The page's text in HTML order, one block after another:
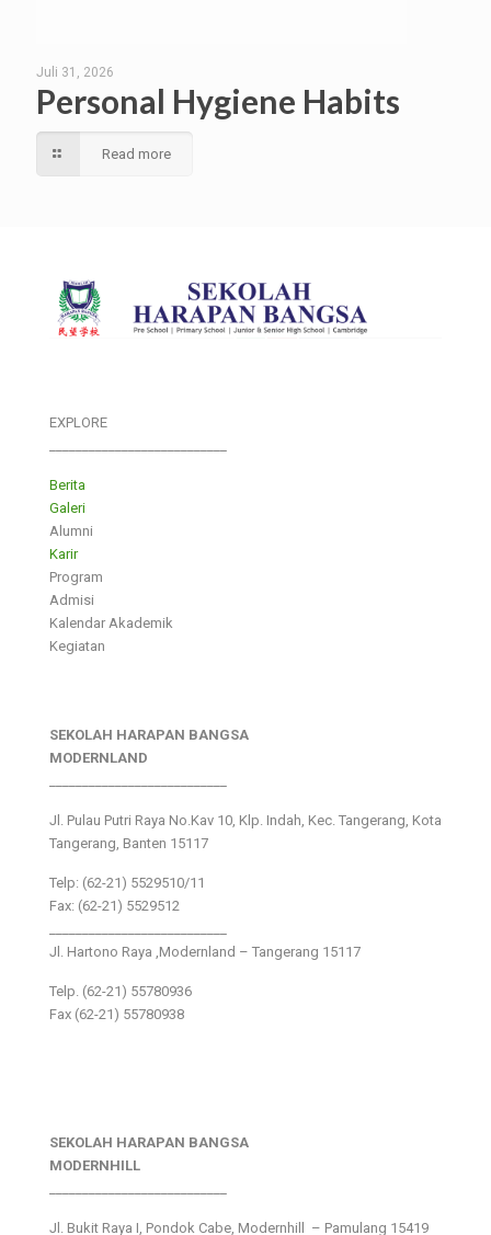
Juli 31, 2026
Personal Hygiene Habits
Read more
EXPLORE
Berita
Galeri
Alumni
Karir
Program
Admisi
Kalendar Akademik
Kegiatan
SEKOLAH HARAPAN BANGSA
MODERNLAND
Jl. Pulau Putri Raya No.Kav 10, Klp. Indah, Kec. Tangerang, Kota
Tangerang, Banten 15117
Telp: (62-21) 5529510/11
Fax: (62-21) 5529512
Jl. Hartono Raya ,Modernland – Tangerang 15117
Telp. (62-21) 55780936
Fax (62-21) 55780938
SEKOLAH HARAPAN BANGSA
MODERNHILL
Jl. Bukit Raya I, Pondok Cabe, Modernhill – Pamulang 15419